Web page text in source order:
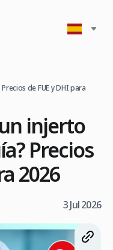
de FUE y DHI para
injerto
Precios
2026
3 Jul 2026